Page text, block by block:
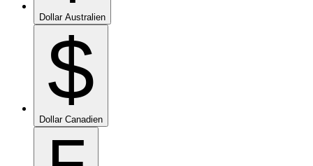
Dollar Australien
$
Dollar Canadien